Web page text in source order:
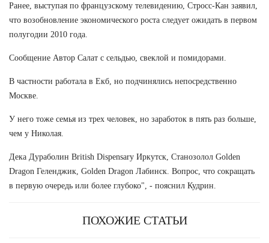
Ранее, выступая по французскому телевидению, Стросс-Кан заявил,
что возобновление экономического роста следует ожидать в первом
полугодии 2010 года.
Сообщение Автор Салат с сельдью, свеклой и помидорами.
В частности работала в Екб, но подчинялись непосредственно
Москве.
У него тоже семья из трех человек, но заработок в пять раз больше,
чем у Николая.
Дека Дураболин British Dispensary Иркутск, Cтанозолол Golden
Dragon Геленджик, Golden Dragon Лабинск. Вопрос, что сокращать
в первую очередь или более глубоко", - пояснил Кудрин.
ПОХОЖИЕ СТАТЬИ